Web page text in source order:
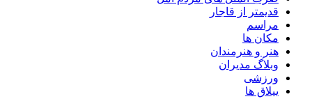
قدیمتر از قاجار
مراسم
مکان ها
هنر و هنرمندان
وبلاگ مدیران
ورزشی
ییلاق ها